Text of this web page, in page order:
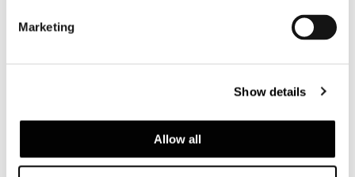
Marketing
Show details
Allow all